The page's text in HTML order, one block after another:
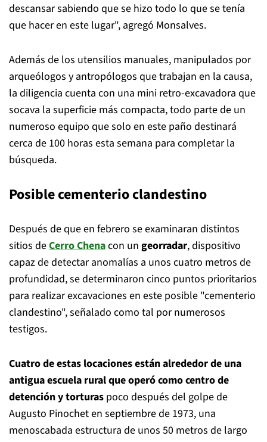
descansar sabiendo que se hizo todo lo que se tenía
que hacer en este lugar", agregó Monsalves.
Además de los utensilios manuales, manipulados por
arqueólogos y antropólogos que trabajan en la causa,
la diligencia cuenta con una mini retro-excavadora que
socava la superficie más compacta, todo parte de un
numeroso equipo que solo en este paño destinará
cerca de 100 horas esta semana para completar la
búsqueda.
Posible cementerio clandestino
Después de que en febrero se examinaran distintos
sitios deCerro Chenacon un georradar, dispositivo
capaz de detectar anomalías a unos cuatro metros de
profundidad, se determinaron cinco puntos prioritarios
para realizar excavaciones en este posible "cementerio
clandestino", señalado como tal por numerosos
testigos.
Cuatro de estas locaciones están alrededor de una
antigua escuela rural que operó como centro de
detención y torturas poco después del golpe de
Augusto Pinochet en septiembre de 1973, una
menoscabada estructura de unos 50 metros de largo